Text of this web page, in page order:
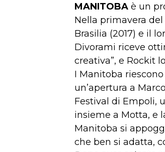
MANITOBA è un
Nella primavera
Brasilia (2017) e il
Divorami riceve
creativa”, e Rockit
I Manitoba
un’apertura a
Festival di Empoli,
insieme a Motta, e
Manitoba si
che ben si adatta,